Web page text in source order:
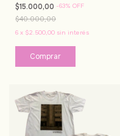
$15.000,00 -63% OFF
$40.000,00
6 x $2.500,00 sin interés